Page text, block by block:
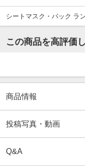
シートマスク・パック ラ
この商品を高評価
商品情報
投稿写真・動画
Q&A